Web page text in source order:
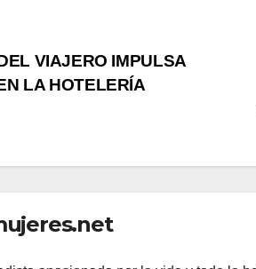
VIAJERO IMPULSA
LA HOTELERÍA